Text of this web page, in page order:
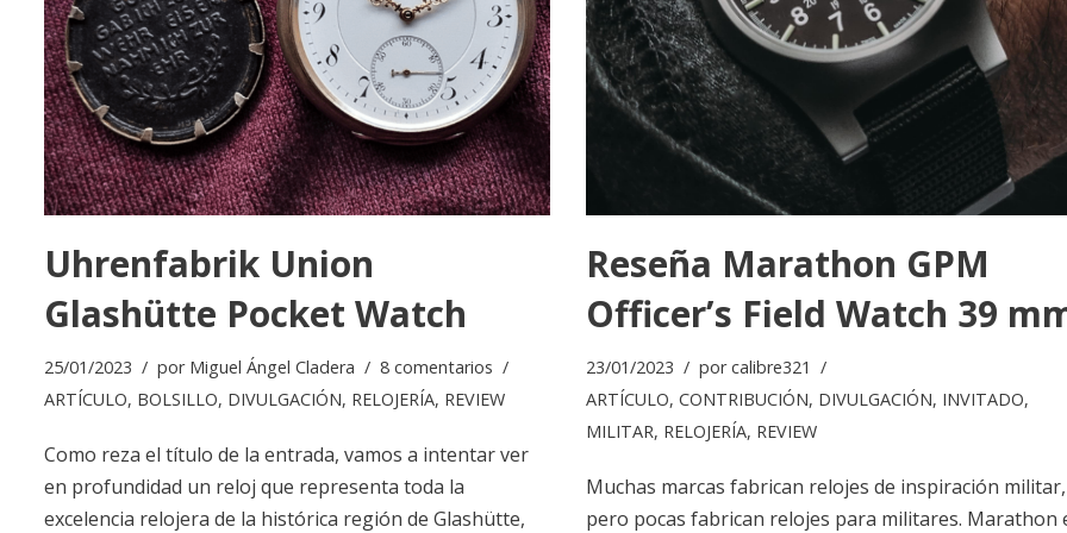
Uhrenfabrik Union
Glashütte Pocket Watch
25/01/2023 por Miguel Ángel Cladera
8 comentarios
ARTÍCULO, BOLSILLO, DIVULGACIÓN, RELOJERÍA, REVIEW
Como reza el título de la entrada, vamos a intentar ver
en profundidad un reloj que representa toda la
excelencia relojera de la histórica región de Glashütte,
Reseña Marathon GPM
Officer’s Field Watch 39
23/01/2023 porcalibre321
ARTÍCULO, CONTRIBUCIÓN, DIVULGACIÓN, INVITADO,
MILITAR, RELOJERÍA, REVIEW
Muchas marcas fabrican relojes de inspiración militar,
pero pocas fabrican relojes para militares. Marathon